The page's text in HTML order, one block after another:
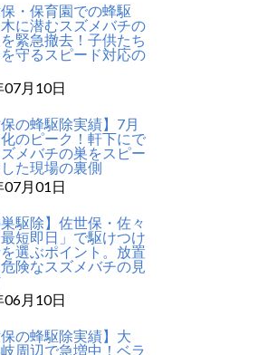
保・保育園での蜂駆
に潜むスズメバチの
緊急撤去！子供たち
守るスピード対応の
07月10日
保の蜂駆除実績】7月
のピーク！軒下にで
メバチの巣をスピー
した現場の裏側
07月01日
巣駆除】佐世保・佐々
短即日」で駆けつけ
選ぶポイント。放置
険なスズメバチの見
06月10日
保の蜂駆除実績】大
周辺で急増中！ベラ